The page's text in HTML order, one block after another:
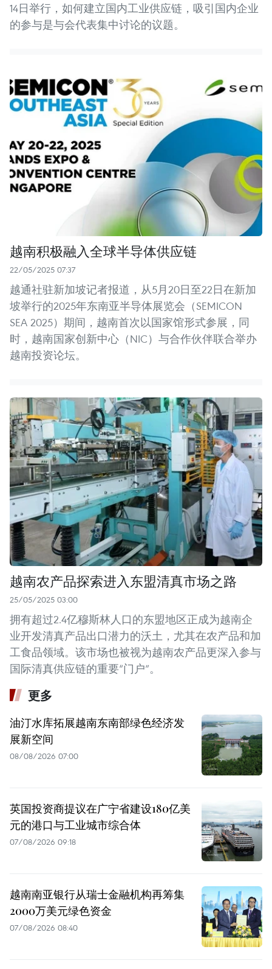
14日举行，如何建立国内工业供应链，吸引国内企业
的参与是与会代表集中讨论的议题。
越南积极融入全球半导体供应链
22/05/2025 07:37
越通社驻新加坡记者报道，从5月20日至22日在新加
坡举行的2025年东南亚半导体展览会（SEMICON
SEA 2025）期间，越南首次以国家馆形式参展，同
时，越南国家创新中心（NIC）与合作伙伴联合举办
越南投资论坛。
越南农产品探索进入东盟清真市场之路
25/05/2025 03:00
拥有超过2.4亿穆斯林人口的东盟地区正成为越南企
业开发清真产品出口潜力的沃土，尤其在农产品和加
工食品领域。该市场也被视为越南农产品更深入参与
国际清真供应链的重要“门户”。
更多
油汀水库拓展越南东南部绿色经济发
展新空间
08/08/2026 07:00
英国投资商提议在广宁省建设180亿美
元的港口与工业城市综合体
07/08/2026 09:18
越南南亚银行从瑞士金融机构再筹集
2000万美元绿色资金
07/08/2026 08:40